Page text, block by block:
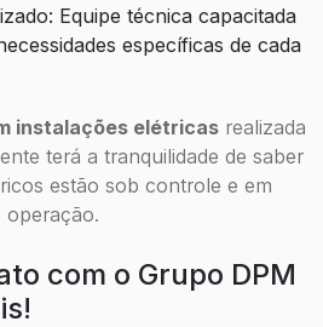
específicas de cada
instalações elétricas realizada
terá a tranquilidade de saber
estão sob controle e em
operação.
com o Grupo DPM